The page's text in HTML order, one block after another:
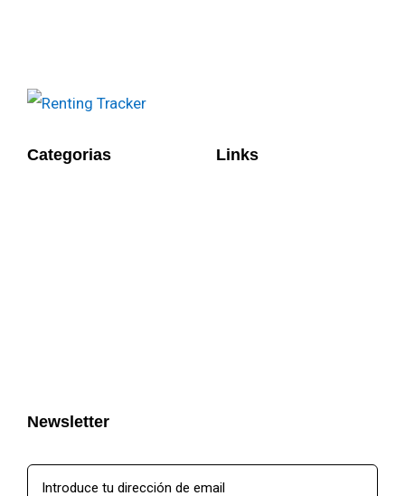
Categorias Links
Newsletter